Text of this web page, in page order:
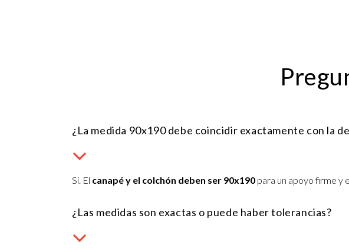
¿La medida 90x190 debe coincidir exactamente con la
Sí. El canapé y el colchón deben ser 90x190 para un apoyo firme y
¿Las medidas son exactas o puede haber tolerancias?